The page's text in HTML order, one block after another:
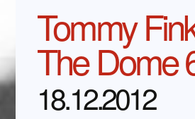
Tommy
The Dome
18.12.2012